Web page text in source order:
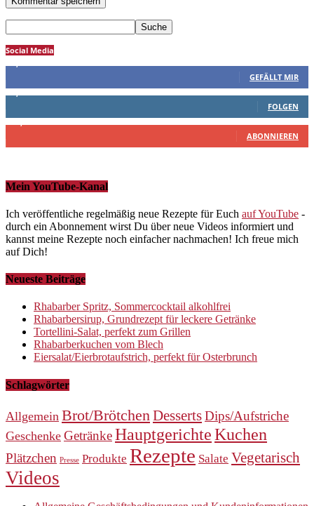
Social Media
GEFÄLLT MIR
1,937 Followers
FOLGEN
10,500 Abonnenten
ABONNIEREN
Mein YouTube-Kanal
Ich veröffentliche regelmäßig neue Rezepte für Euch auf YouTube -
durch ein Abonnement wirst Du über neue Videos informiert und
kannst meine Rezepte noch einfacher nachmachen! Ich freue mich
auf Dich!
Neueste Beiträge
Rhabarber Spritz, Sommercocktail alkohlfrei
Rhabarbersirup, Grundrezept für leckere Getränke
Tortellini-Salat, perfekt zum Grillen
Rhabarberkuchen vom Blech
Eiersalat/Eierbrotaufstrich, perfekt für Osterbrunch
Schlagwörter
Allgemein Brot/Brötchen DessertsDips/Aufstriche
Geschenke GetränkeHauptgerichteKuchen
Plätzchen Presse Produkte Rezepte Salate Vegetarisch
Videos